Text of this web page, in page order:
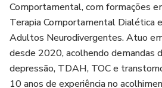
Comportamental, com formações
Terapia Comportamental Dialética
Adultos Neurodivergentes. Atuo
desde 2020, acolhendo demandas
depressão, TDAH, TOC e
10 anos de experiência no